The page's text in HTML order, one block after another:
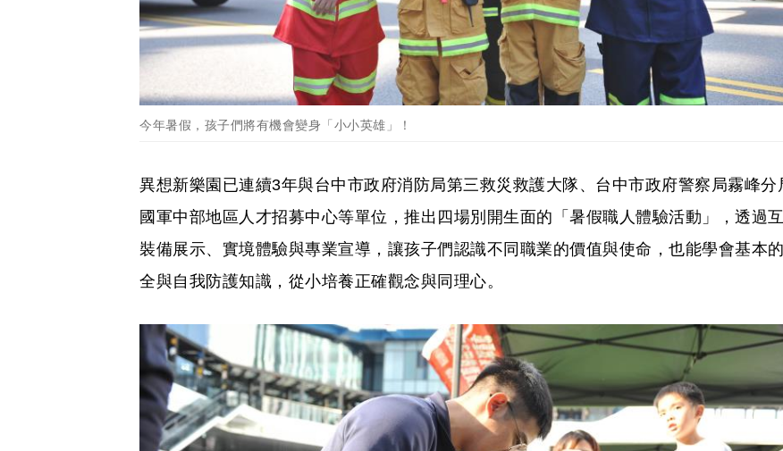
今年暑假，孩子們將有機會變身「小小英雄」！
異想新樂園已連續3年與台中市政府消防局第三救災救護大隊、台中市政府警察局霧峰分
國軍中部地區人才招募中心等單位，推出四場別開生面的「暑假職人體驗活動」，透過
裝備展示、實境體驗與專業宣導，讓孩子們認識不同職業的價值與使命，也能學會基本
全與自我防護知識，從小培養正確觀念與同理心。